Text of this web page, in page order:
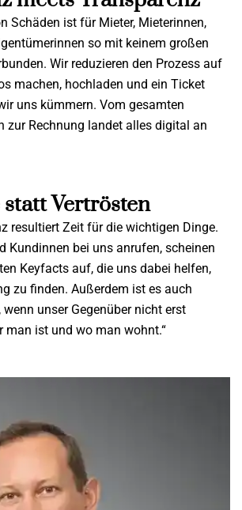
Schäden ist für Mieter, Mieterinnen,
so mit keinem großen
Wir reduzieren den Prozess auf
machen, hochladen und ein Ticket
uns kümmern. Vom gesamten
zur Rechnung landet alles digital an
Vertrösten
resultiert Zeit für die wichtigen Dinge.
Kundinnen bei uns anrufen, scheinen
Keyfacts auf, die uns dabei helfen,
zu finden. Außerdem ist es auch
unser Gegenüber nicht erst
man ist und wo man wohnt.“